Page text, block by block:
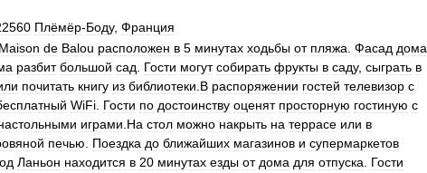
Плёмёр-Боду, Франция
Maison de Balou расположен в 5 минутах ходьбы от пляжа Фасад дома
разбит большой сад Гости могут собирать фрукты в саду, сыграть в
почитать книгу из библиотеки В распоряжении гостей телевизор с
WiFi Гости по достоинству оценят просторную гостиную с
играми На стол можно накрыть на террасе или в
печью Поездка до ближайших магазинов и супермаркетов
Ланьон находится в 20 минутах езды от дома для отпуска
Гости